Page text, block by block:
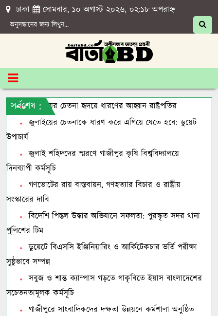
ঢাকা সোমবার, ১০ অগাস্ট ২০২৬, ০২:১৮ অপরাহ্ন
সর্বশেষ :জুলাইয়ের চেতনা হৃদয়ে ধারণের আহ্বান রাষ্ট্রপতির
জুলাইয়ের চেতনাকে ধারণ করে এগিয়ে যেতে হবে: ডুয়েট
উপাচার্য
জুলাই শহিদদের স্মরণে গাজীপুর কৃষি বিশ্ববিদ্যালয়ে
দিনব্যাপী কর্মসূচি
গণভোটের রায় বাস্তবায়ন, গণহত্যার বিচার ও রাষ্ট্রীয়
সংস্কারের দাবি
বিদেশি পিস্তল উদ্ধার অভিযানে সফলতা: পুরস্কৃত সদর থানা
পুলিশের টিম
ডুয়েটে বিএসসি ইঞ্জিনিয়ারিং ও আর্কিটেকচার ভর্তি পরীক্ষা
সুষ্ঠুভাবে সম্পন্ন
সবুজ ও শান্ত ক্যাম্পাস গড়তে গাকৃবিতে ইয়াস বাংলাদেশের
সচেতনতামূলক কর্মসূচি
গাজীপুরে সাংবাদিকদের দক্ষতা উন্নয়নে কর্মশালা অনুষ্ঠিত